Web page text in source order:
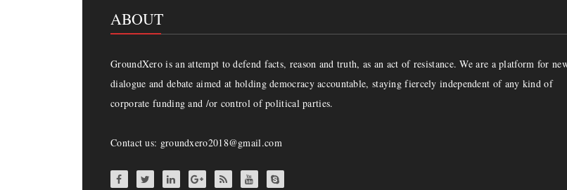
ABOUT
GroundXero is an attempt to defend facts, reason and truth, as an act of resistance. We are a platform for
dialogue and debate aimed at holding democracy accountable, staying fiercely independent of any kind of
corporate funding and /or control of political parties.
Contact us: groundxero2018@gmail.com